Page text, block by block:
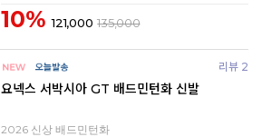
10% 121,000 135,000
리뷰 2
요넥스 서박시아 GT 배드민턴화 신발
2026 신상 배드민턴화